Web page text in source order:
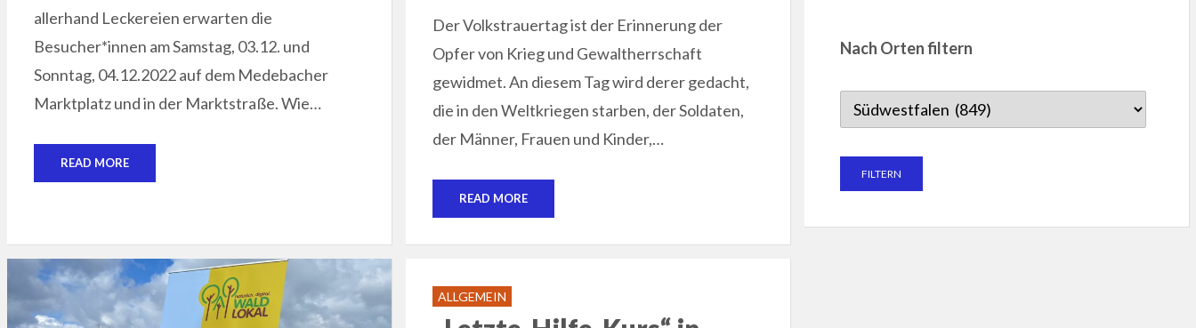
allerhand Leckereien erwarten die
Besucher*innen am Samstag, 03.12. und
Sonntag, 04.12.2022 auf dem Medebacher
Marktplatz und in der Marktstraße. Wie…
READ MORE
Der Volkstrauertag ist der Erinnerung der
Opfer von Krieg und Gewaltherrschaft
gewidmet. An diesem Tag wird derer gedacht,
die in den Weltkriegen starben, der Soldaten,
der Männer, Frauen und Kinder,…
READ MORE
ALLGEMEIN
Nach Orten filtern